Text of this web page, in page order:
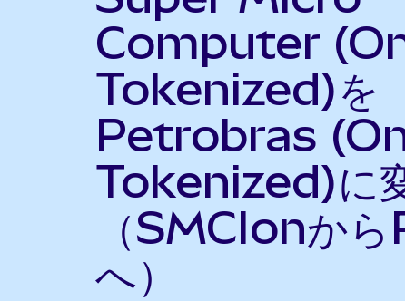
Computer
Tokenized)を
Petrobras
Tokenized)に
（SMCIonか
へ）